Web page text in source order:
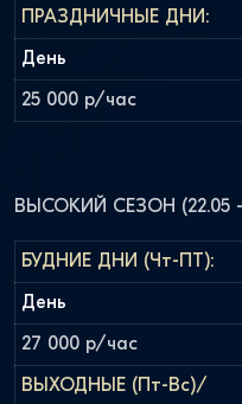
ПРАЗДНИЧНЫЕ ДНИ:
День
25 000 р/час
ВЫСОКИЙ СЕЗОН (22.05 -
БУДНИЕ ДНИ (Чт-ПТ):
День
27 000 р/час
ВЫХОДНЫЕ (Пт-Вс)/